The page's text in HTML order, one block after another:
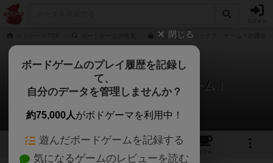
トランプ、トリックス、ゲーム！の通販/
トランプ、トリックス、ゲーム！
兄者さんのレビュー
4 5
カフェ
閉じる
ボードゲームのプレイ履歴を記録し
て、
自分のデータを管理しませんか？
約75,000人がボドゲーマを利用中！
遊んだボードゲームを記録する
気になるゲームのレビューを読む